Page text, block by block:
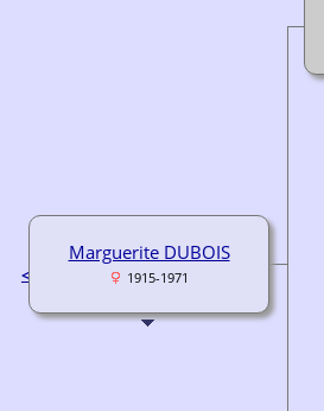
<
Marguerite DUBOIS
1915-1971